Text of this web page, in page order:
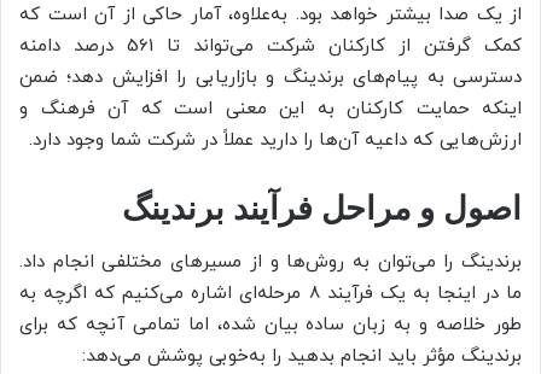
از یک صدا بیشتر خواهد بود. به‌علاوه، آمار حاکی از آن است که
کمک گرفتن از کارکنان شرکت می‌تواند تا 561 درصد دامنه
دسترسی به پیام‌های برندینگ و بازاریابی را افزایش دهد؛ ضمن
اینکه حمایت کارکنان به این معنی است که آن فرهنگ و
ارزش‌هایی که داعیه آن‌ها را دارید عملاً در شرکت شما وجود دارد.
اصول و مراحل فرآیند برندینگ
برندینگ را می‌توان به روش‌ها و از مسیرهای مختلفی انجام داد.
ما در اینجا به یک فرآیند 8 مرحله‌ای اشاره می‌کنیم که اگرچه به
طور خلاصه و به زبان ساده بیان شده، اما تمامی آنچه که برای
برندینگ مؤثر باید انجام بدهید را به‌خوبی پوشش می‌دهد: